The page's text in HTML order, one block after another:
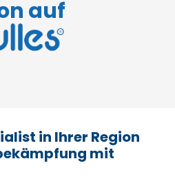
auf
in Ihrer Region
mit